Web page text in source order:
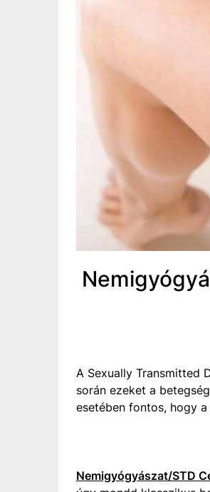
A Sexually Transmitted
során ezeket a
esetében fontos, hogy
Nemigyógyászat/STD